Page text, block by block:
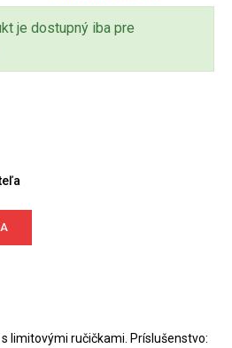
je dostupný iba pre
limitovými ručičkami. Príslušenstvo: